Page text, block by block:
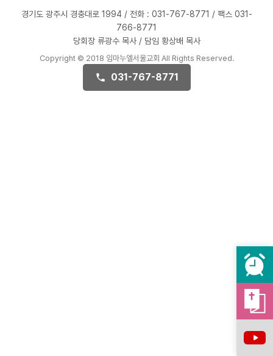
경기도 광주시 경충대로 1994 / 전화 : 031-767-8771 / 팩스 031-
766-8771
당회장 류광수 목사 / 담임 황상배 목사
Copyright © 2018 임마누엘서울교회 All Rights Reserved.
031-767-8771